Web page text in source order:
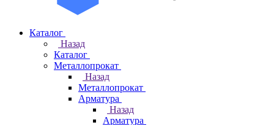
Каталог
Назад
Каталог
Металлопрокат
Назад
Металлопрокат
Арматура
Назад
Арматура